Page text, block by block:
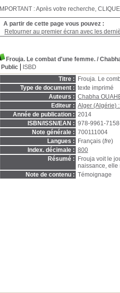
IMPORTANT : Après votre recherche,
A partir de cette page vous pouvez :
Retourner au premier écran avec les
Frouja. Le combat d'une femme. /
Public
ISBD
Titre :
Frouja. Le
Type de document : texte imprimé
Auteurs : Chabha
Editeur : Alger (Algérie)
Année de publication : 2014
ISBN/ISSN/EAN : 978-9961-
Note générale : 700111004
Langues :
Français (fre)
Index. décimale : 800
Résumé :
Frouja voit le
naissance, elle
Note de contenu : Témoignage